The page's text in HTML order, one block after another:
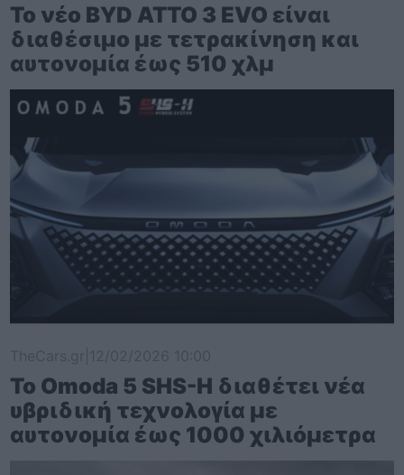
Το νέο BYD ATTO 3 EVO είναι
διαθέσιμο με τετρακίνηση και
αυτονομία έως 510 χλμ
Το Omoda 5 SHS-H διαθέτει νέα
υβριδική τεχνολογία με
αυτονομία έως 1000 χιλιόμετρα